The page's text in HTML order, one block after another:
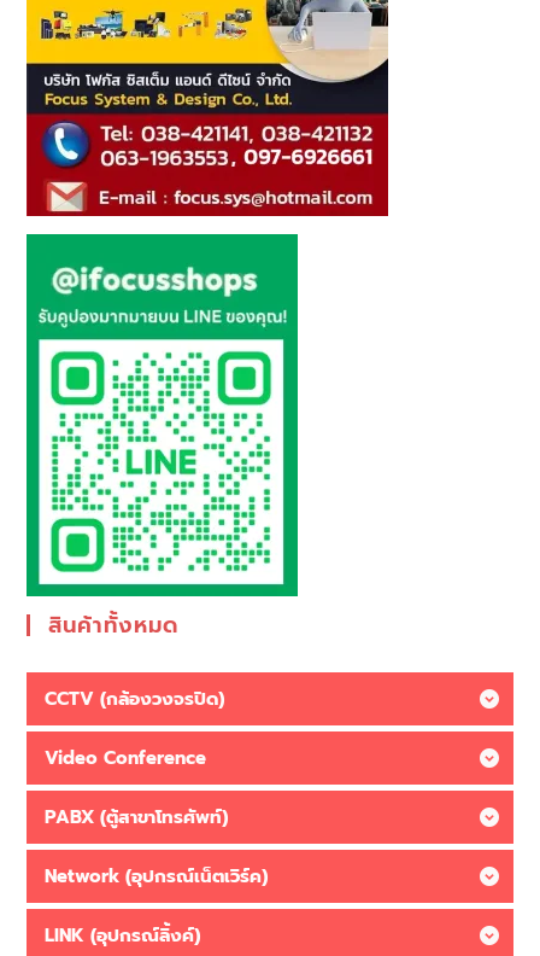
สินค้าทั้งหมด
CCTV (กล้องวงจรปิด)
Video Conference
PABX (ตู้สาขาโทรศัพท์)
Network (อุปกรณ์เน็ตเวิร์ค)
LINK (อุปกรณ์ลิ้งค์)